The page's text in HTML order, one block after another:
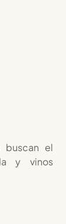
buscan el
y vinos